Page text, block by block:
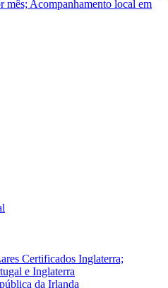
mês; Acompanhamento local em
Certificados Inglaterra;
e Inglaterra
da Irlanda